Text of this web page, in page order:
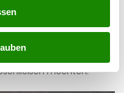
können nämlich
das Haustier älter wird,
und die Ausgaben
möchten.